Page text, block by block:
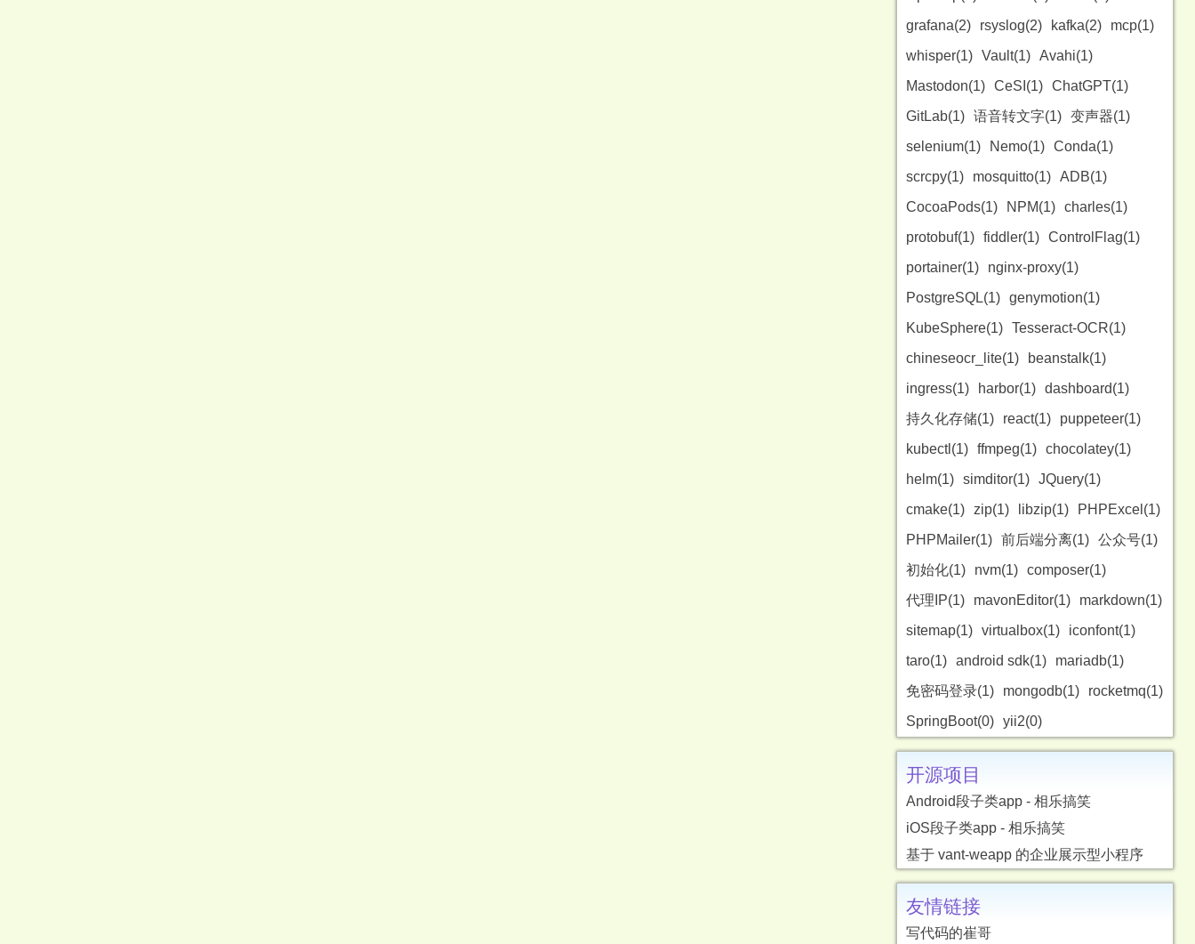
grafana(2)
rsyslog(2) kafka(2)
mcp(1)
whisper(1) Vault(1) Avahi(1)
Mastodon(1) CeSI(1) ChatGPT(1)
GitLab(1) 语音转文字(1) 变声器(1)
selenium(1)
Nemo(1) Conda(1)
scrcpy(1)
mosquitto(1) ADB(1)
CocoaPods(1)
NPM(1) charles(1)
protobuf(1) fiddler(1) ControlFlag(1)
portainer(1)
nginx-proxy(1)
PostgreSQL(1) genymotion(1)
KubeSphere(1) Tesseract-OCR(1)
chineseocr_lite(1)
beanstalk(1)
ingress(1)
harbor(1) dashboard(1)
持久化存储(1)
react(1)
puppeteer(1)
kubectl(1) ffmpeg(1) chocolatey(1)
helm(1) simditor(1) JQuery(1)
cmake(1)
zip(1) libzip(1)
PHPExcel(1)
PHPMailer(1) 前后端分离(1) 公众号(1)
初始化(1)
nvm(1) composer(1)
代理IP(1)
mavonEditor(1)
markdown(1)
sitemap(1) virtualbox(1)
iconfont(1)
taro(1) android sdk(1)
mariadb(1)
免密码登录(1)
mongodb(1)
rocketmq(1)
SpringBoot(0) yii2(0)
开源项目
Android段子类app - 相乐搞笑
iOS段子类app - 相乐搞笑
基于 vant-weapp 的企业展示型小程序
友情链接
写代码的崔哥